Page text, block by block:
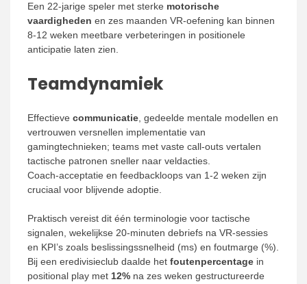
Een 22‑jarige speler met sterke motorische
vaardigheden en zes maanden VR‑oefening kan binnen
8-12 weken meetbare verbeteringen in positionele
anticipatie laten zien.
Teamdynamiek
Effectieve communicatie , gedeelde mentale modellen en
vertrouwen versnellen implementatie van
gamingtechnieken; teams met vaste call‑outs vertalen
tactische patronen sneller naar veldacties.
Coach‑acceptatie en feedbackloops van 1-2 weken zijn
cruciaal voor blijvende adoptie.
Praktisch vereist dit één terminologie voor tactische
signalen, wekelijkse 20‑minuten debriefs na VR‑sessies
en KPI’s zoals beslissingssnelheid (ms) en foutmarge (%).
Bij een eredivisieclub daalde het foutenpercentage in
positional play met 12% na zes weken gestructureerde